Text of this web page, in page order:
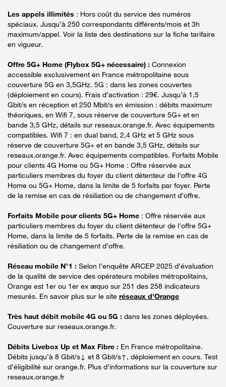
Les appels illimités : Hors coût du service des numéros
spéciaux. Jusqu’à 250 correspondants différents/mois et 3h
maximum/appel. Voir la liste des destinations sur la fiche tarifaire
en vigueur.
Offre 5G+ Home (Flybox 5G+ nécessaire) : Connexion
accessible exclusivement en France métropolitaine sous
couverture 5G en 3,5GHz. 5G : dans les zones couvertes
(déploiement en cours). Frais d’activation : 29€. Jusqu’à 1,5
Gbit/s en réception et 250 Mbit/s en émission : débits maximum
théoriques, en Wifi 7, sous réserve de couverture 5G+ et en
bande 3,5 GHz, détails sur reseaux.orange.fr. Avec équipements
compatibles. Wifi 7 : en dual band, 2,4 GHz et 5 GHz sous
réserve de couverture 5G+ et en bande 3,5 GHz, détails sur
reseaux.orange.fr. Avec équipements compatibles. Forfaits Mobile
pour clients 4G Home ou 5G+ Home : Offre réservée aux
particuliers membres du foyer du client détenteur de l'offre 4G
Home ou 5G+ Home, dans la limite de 5 forfaits par foyer. Perte
de la remise en cas de résiliation ou de changement d’offre.
Forfaits Mobile pour clients 5G+ Home : Offre réservée aux
particuliers membres du foyer du client détenteur de l'offre 5G+
Home, dans la limite de 5 forfaits. Perte de la remise en cas de
résiliation ou de changement d’offre.
Réseau mobile N°1 : Selon l’enquête ARCEP 2025 d’évaluation
de la qualité de service des opérateurs mobiles métropolitains,
Orange est 1er ou 1er ex æquo sur 251 des 258 indicateurs
mesurés. En savoir plus sur le site réseaux d'Orange
Très haut débit mobile 4G ou 5G : dans les zones déployées.
Couverture sur reseaux.orange.fr.
Débits Livebox Up et Max Fibre : En France métropolitaine.
Débits jusqu’à 8 Gbit/s↓ et 8 Gbit/s↑, déploiement en cours. Test
d’éligibilité sur orange.fr. Plus d’informations sur la couverture sur
reseaux.orange.fr